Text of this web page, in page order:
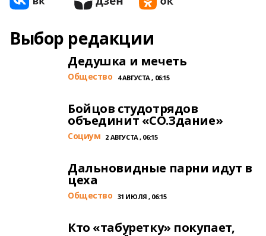
Выбор редакции
Дедушка и мечеть
Общество 4 АВГУСТА , 06:15
Бойцов студотрядов
объединит «СО.Здание»
Cоциум 2 АВГУСТА , 06:15
Дальновидные парни идут в
цеха
Общество 31 ИЮЛЯ , 06:15
Кто «табуретку» покупает,